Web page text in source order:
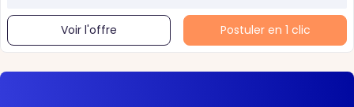
Voir l'offre Postuler en 1 clic